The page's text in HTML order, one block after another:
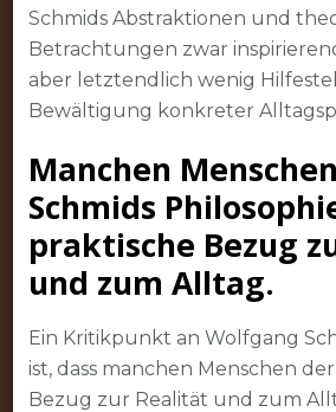
Schmids Abstraktionen und
Betrachtungen zwar
aber letztendlich wenig
Bewältigung konkreter
Manchen
Schmids
praktische Bezug
und zum Alltag.
Ein Kritikpunkt an Wolfgang
ist, dass manchen Menschen
Bezug zur Realität und zum